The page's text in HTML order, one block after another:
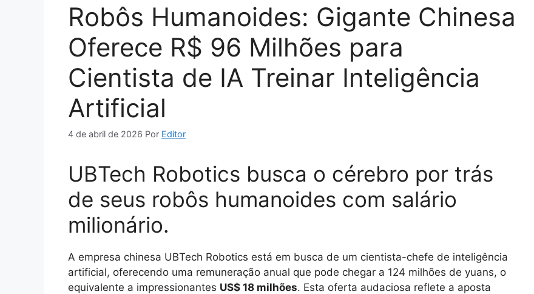
Robôs Humanoides: Gigante Chinesa
Oferece R$ 96 Milhões para
Cientista de IA Treinar Inteligência
Artificial
4 de abril de 2026 Por Editor
UBTech Robotics busca o cérebro por trás
de seus robôs humanoides com salário
milionário.
A empresa chinesa UBTech Robotics está em busca de um cientista-chefe de inteligência
artificial, oferecendo uma remuneração anual que pode chegar a 124 milhões de yuans, o
equivalente a impressionantes US$ 18 milhões. Esta oferta audaciosa reflete a aposta